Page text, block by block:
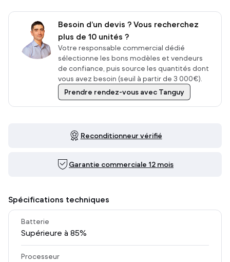
Besoin d’un devis ? Vous recherchez
plus de 10 unités ?
Votre responsable commercial dédié
sélectionne les bons modèles et vendeurs
de confiance, puis source les quantités dont
vous avez besoin (seuil à partir de 3 000€).
Prendre rendez-vous avec Tanguy
Reconditionneur vérifié
Garantie commerciale 12 mois
Spécifications techniques
Batterie
Supérieure à 85%
Processeur